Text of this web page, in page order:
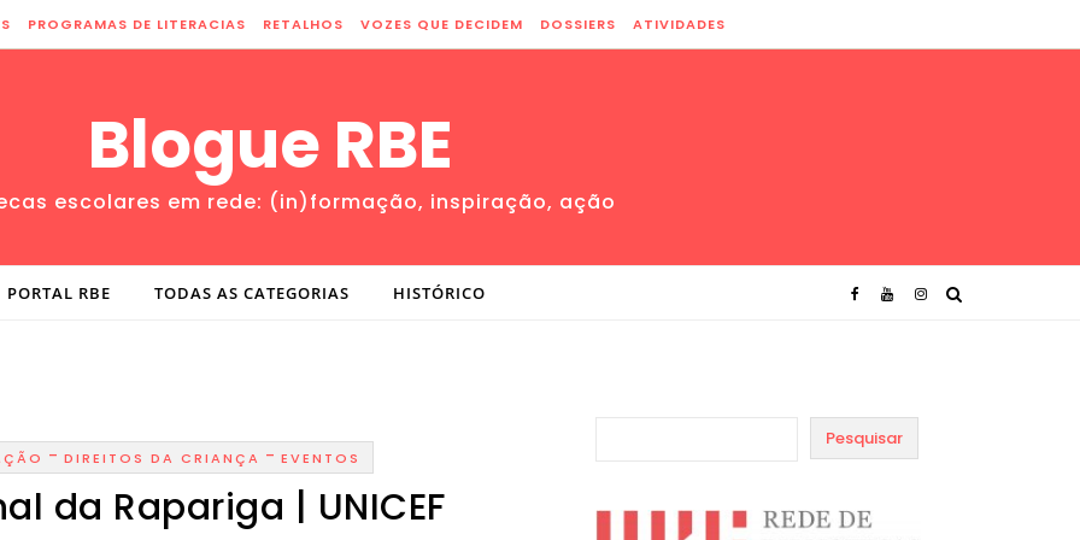
PROGRAMAS DE LITERACIAS RETALHOS VOZES QUE DECIDEM DOSSIERS ATIVIDADES
Blogue RBE
escolares em rede: (in)formação, inspiração, ação
PORTAL RBE TODAS AS CATEGORIAS HISTÓRICO
- DIREITOS DA CRIANÇA - EVENTOS
da Rapariga | UNICEF
Pesquisar